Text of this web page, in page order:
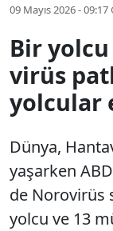
09 Mayıs 2026 - 09:17
Bir
virüs
yolcular
Dünya,
yaşarken
de Norovirüs
yolcu ve 13